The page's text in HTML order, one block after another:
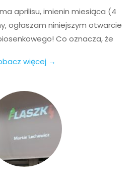
aprilisu, imienin miesiąca (4
ogłaszam niniejszym otwarcie
Co oznacza, że
więcej →